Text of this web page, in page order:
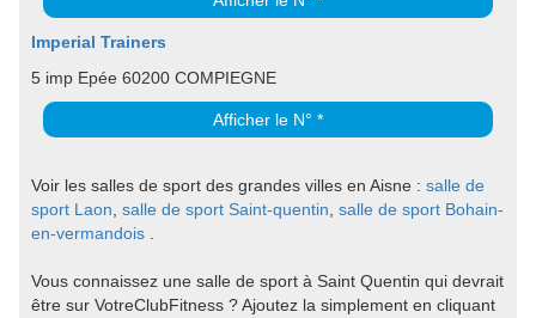
Imperial Trainers
5 imp Epée 60200 COMPIEGNE
Afficher le N° *
Voir les salles de sport des grandes villes en Aisne : salle de
sport Laon salle de sport Saint-quentin salle de sport Bohain-
en-vermandois
Vous connaissez une salle de sport à Saint Quentin qui devrait
être sur VotreClubFitness ? Ajoutez la simplement en cliquant